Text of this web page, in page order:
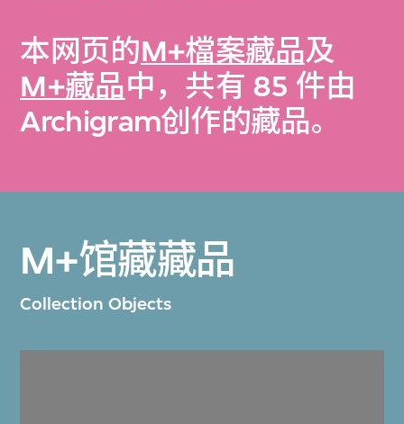
本网页的M+檔案藏品及
M+藏品中，共有 85 件由
Archigram创作的藏品。
M+馆藏藏品
Collection Objects